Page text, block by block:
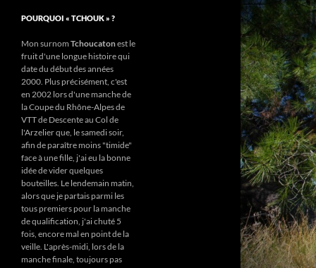
POURQUOI « TCHOUK » ?
Mon surnom Tchoucatonest le
fruit d'une longue histoire qui
date du début des années
2000. Plus précisément, c'est
en 2002 lors d'une manche de
la Coupe du Rhône-Alpes de
VTT de Descente au Col de
l'Arzelier que, le samedi soir,
afin de paraître moins "timide"
face à une fille, j'ai eu la bonne
idée de vider quelques
bouteilles. Le lendemain matin,
alors que je partais parmi les
tous premiers pour la manche
de qualification, j'ai chuté 5
fois, encore mal en point de la
veille. L'après-midi, lors de la
manche finale, toujours pas